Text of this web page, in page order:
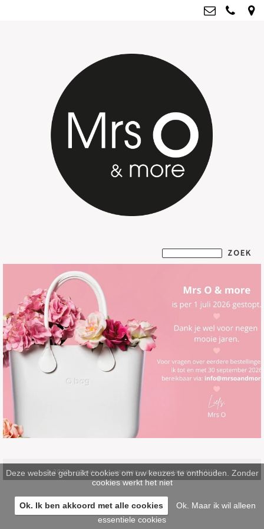
Kvk: Mrs O & more - 67796435
BTWnr: NL001835603B07
© 2026 -pinsite.nl-sitemap-privacystatement/AVG
Deze website gebruikt cookies om uw keuzes te onthouden. Zonder
cookies werkt het niet
Ok. Ik ben akkoord met alle cookies
Ok. Maar ik wil alleen
essentiele cookies